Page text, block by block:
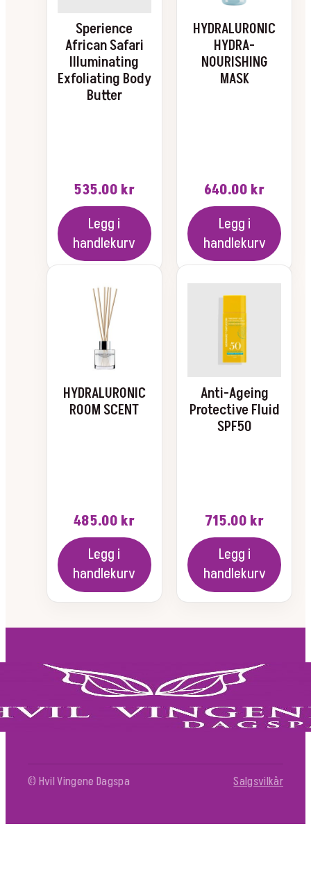
Sperience
African Safari
Illuminating
Exfoliating Body
Butter
535.00 kr
Legg i
handlekurv
HYDRALURONIC
HYDRA-
NOURISHING
MASK
640.00 kr
Legg i
handlekurv
HYDRALURONIC
ROOM SCENT
485.00 kr
Legg i
handlekurv
Anti-Ageing
Protective Fluid
SPF50
715.00 kr
Legg i
handlekurv
© Hvil Vingene Dagspa Salgsvilkår